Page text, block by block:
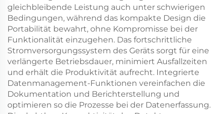
gleichbleibende Leistung auch unter schwierigen
Bedingungen, während das kompakte Design die
Portabilität bewahrt, ohne Kompromisse bei der
Funktionalität einzugehen. Das fortschrittliche
Stromversorgungssystem des Geräts sorgt für eine
verlängerte Betriebsdauer, minimiert Ausfallzeiten
und erhält die Produktivität aufrecht. Integrierte
Datenmanagement-Funktionen vereinfachen die
Dokumentation und Berichterstellung und
optimieren so die Prozesse bei der Datenerfassung.